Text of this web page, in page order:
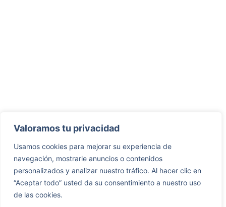
Valoramos tu privacidad
Usamos cookies para mejorar su experiencia de
navegación, mostrarle anuncios o contenidos
personalizados y analizar nuestro tráfico. Al hacer clic en
“Aceptar todo” usted da su consentimiento a nuestro uso
de las cookies.